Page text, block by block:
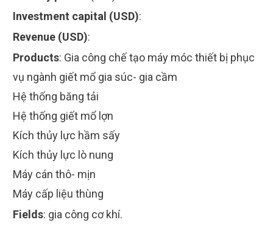
Investment capital (USD):
Revenue (USD):
Products: Gia công chế tạo máy móc thiết bị phục
vụ ngành giết mổ gia súc- gia cầm
Hệ thống băng tải
Hệ thống giết mổ lợn
Kích thủy lực hầm sấy
Kích thủy lực lò nung
Máy cán thô- mịn
Máy cấp liệu thùng
Fields: gia công cơ khí.